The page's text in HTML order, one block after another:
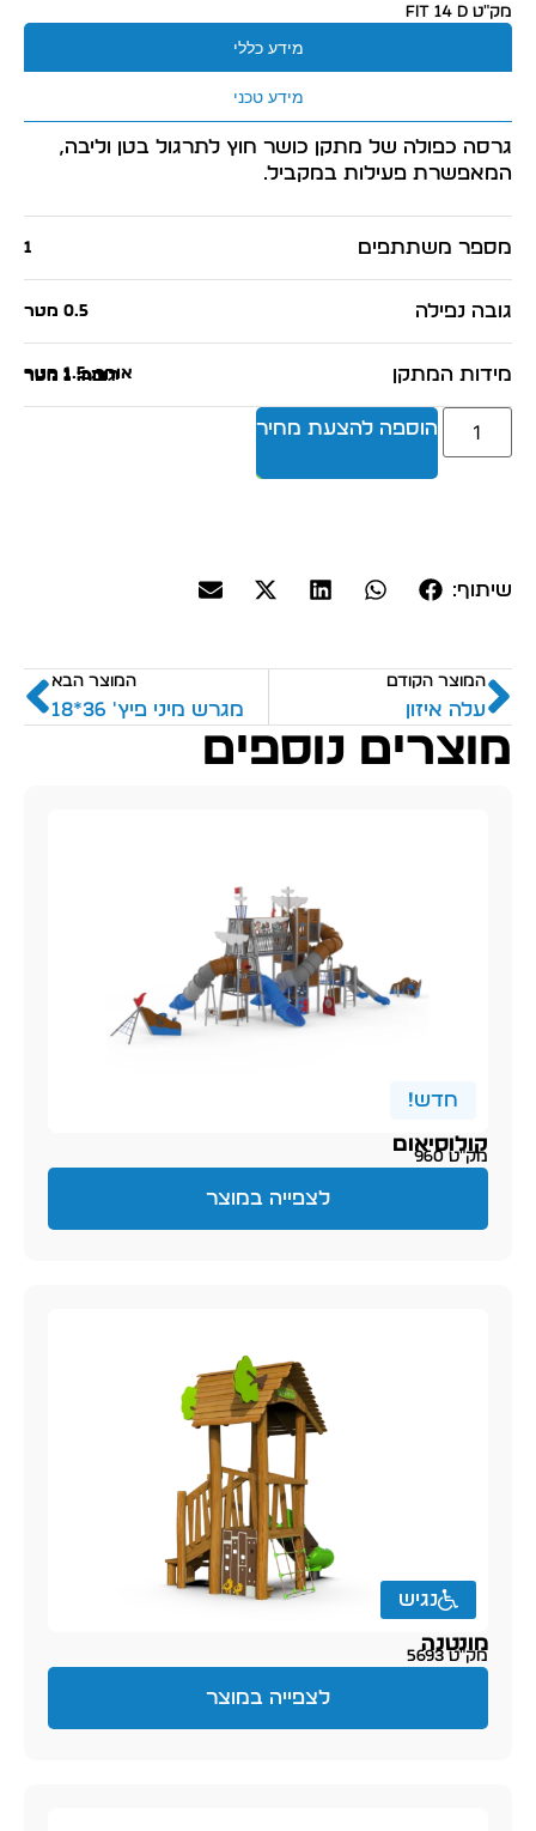
מק״ט FIT 14 D
מידע כללי
מידע טכני
גרסה כפולה של מתקן כושר חוץ לתרגול בטן וליבה,
המאפשרת פעילות במקביל.
מספר משתתפים 1
גובה נפילה 0.5 מטר
מידות המתקן אורך: 1.5 מטר
רוחב: 1 מטר
גובה: 1 מטר
הוספה להצעת מחיר
שיתוף:
המוצר הקודם
עלה איזון
המוצר הבא
מגרש מיני פיץ' 36*18
מוצרים נוספים
חדש!
קולוסיאום
מק״ט 960
לצפייה במוצר
נגיש
מונטנה
מק״ט 5693
לצפייה במוצר